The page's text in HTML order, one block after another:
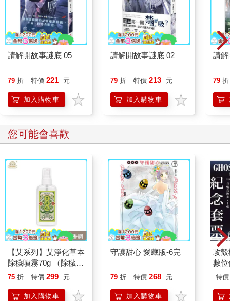
請解開故事謎底 05
79 折 特價 221 元
加入購物車
請解開故事謎底 02
79 折 特價 213 元
加入購物車
請解
79 折
您可能會喜歡
【艾系列】艾淨化草本
除穢噴霧70g （除穢/
平安/淨化/艾草/芙蓉/
另有多瓶組優惠賣場
75 折 特價 299 元
加入購物車
守護甜心 愛藏版-6完
79 折 特價 268 元
加入購物車
攻殼
數
特價